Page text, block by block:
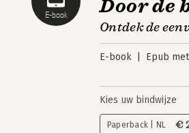
E-book Door de
Ontdek de
E-book Epub
Kies uw bindwijze
Paperback | NL €